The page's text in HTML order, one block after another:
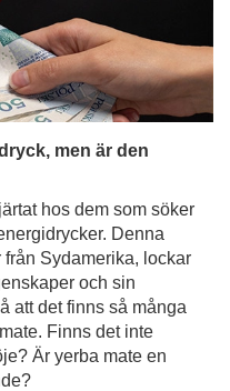
men är den
hos dem som söker
Denna
Sydamerika, lockar
och sin
att det finns så många
Finns det inte
Är yerba mate en